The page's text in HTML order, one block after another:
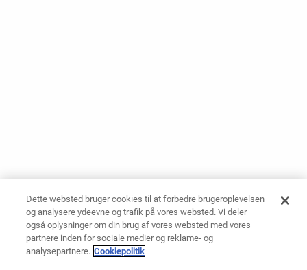
Dette websted bruger cookies til at forbedre brugeroplevelsen
og analysere ydeevne og trafik på vores websted. Vi deler
også oplysninger om din brug af vores websted med vores
partnere inden for sociale medier og reklame- og
analysepartnere. Cookiepolitik